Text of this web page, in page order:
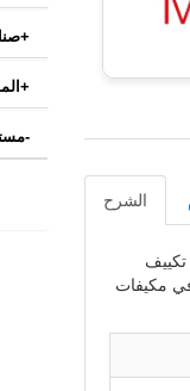
+
+
-
الشرح
تكييف
في مكيفات